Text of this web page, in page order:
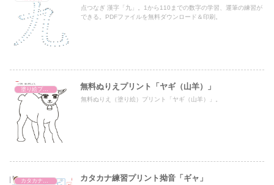
点つなぎ 漢字「九」。1から110までの数字の学習、運筆の練習が
できる。PDFファイルを無料ダウンロード＆印刷。
塗り絵プリント 無料ぬりえプリント「ヤギ（山羊）」
無料ぬりえ（塗り絵）プリント「ヤギ（山羊）」。
カタカナ濁音・半濁音・拗音・促音（一文字ずつ） カタカナ練習プリント拗音「ギャ」